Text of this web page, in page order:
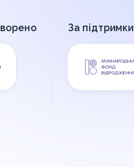
За підтримки